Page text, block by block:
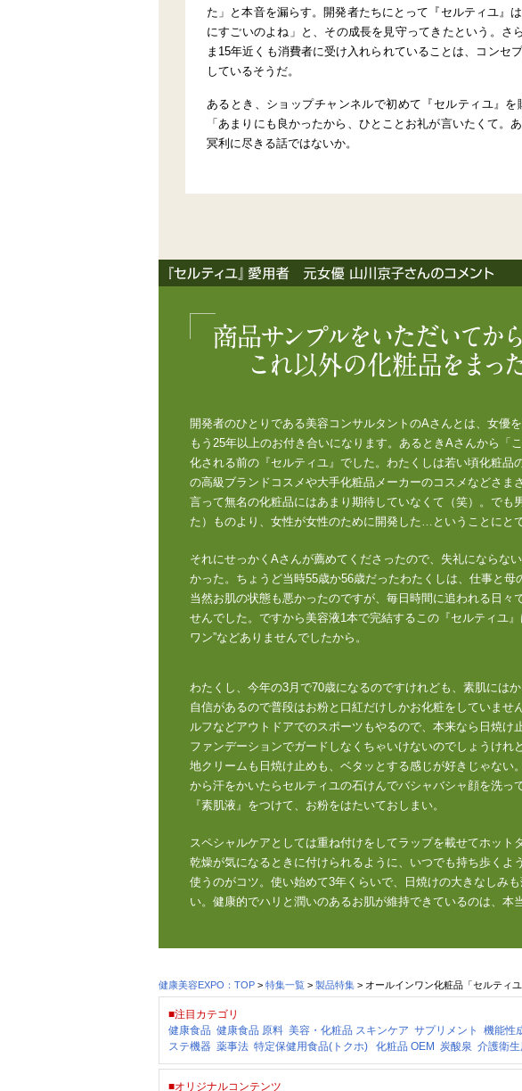
た」と本音を漏らす。開発者たちにとって『セルティユ』
にすごいのよね」と、その成長を見守ってきたという。さ
ま15年近くも消費者に受け入れられていることは、コンセ
しているそうだ。
あるとき、ショップチャンネルで初めて『セルティユ』を
「あまりにも良かったから、ひとことお礼が言いたくて。
冥利に尽きる話ではないか。
開発者のひとりである美容コンサルタントのAさんとは、女優
もう25年以上のお付き合いになります。あるときAさんから「
化される前の『セルティユ』でした。わたくしは若い頃化粧品
の高級ブランドコスメや大手化粧品メーカーのコスメなどさま
言って無名の化粧品にはあまり期待していなくて（笑）。でも
た）ものより、女性が女性のために開発した…ということにと
それにせっかくAさんが薦めてくださったので、失礼にならな
かった。ちょうど当時55歳か56歳だったわたくしは、仕事と母
当然お肌の状態も悪かったのですが、毎日時間に追われる日々
せんでした。ですから美容液1本で完結するこの『セルティユ
ワン”などありませんでしたから。
わたくし、今年の3月で70歳になるのですけれども、素肌にはか
自信があるので普段はお粉と口紅だけしかお化粧をしていませ
ルフなどアウトドアでのスポーツもやるので、本来なら日焼け
ファンデーションでガードしなくちゃいけないのでしょうけれ
地クリームも日焼け止めも、ベタッとする感じが好きじゃない
から汗をかいたらセルティユの石けんでバシャバシャ顔を洗って
『素肌液』をつけて、お粉をはたいておしまい。
スペシャルケアとしては重ね付けをしてラップを載せてホッ
乾燥が気になるときに付けられるように、いつでも持ち歩くよ
使うのがコツ。使い始めて3年くらいで、日焼けの大きなしみ
い。健康的でハリと潤いのあるお肌が維持できているのは、本
健康美容EXPO：TOP > 特集一覧 > 製品特集 > オールインワン化粧品「セルティ
■注目カテゴリ
健康食品 健康食品 原料 美容・化粧品 スキンケア サプリメント 機能性
ステ機器 薬事法 特定保健用食品(トクホ) 化粧品 OEM 炭酸泉 介護衛
■オリジナルコンテンツ